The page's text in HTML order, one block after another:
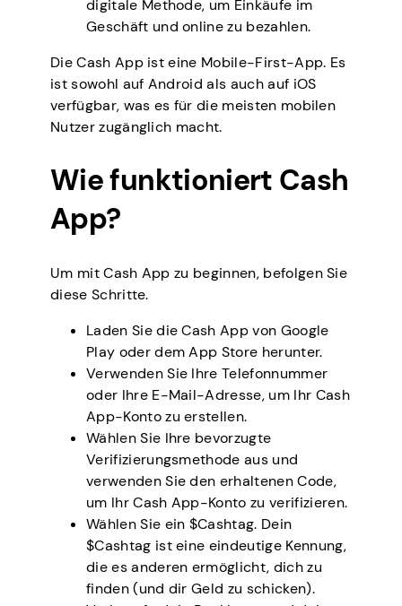
digitale Methode, um Einkäufe im
Geschäft und online zu bezahlen.
Die Cash App ist eine Mobile-First-App. Es
ist sowohl auf Android als auch auf iOS
verfügbar, was es für die meisten mobilen
Nutzer zugänglich macht.
Wie funktioniert Cash
App?
Um mit Cash App zu beginnen, befolgen Sie
diese Schritte.
Laden Sie die Cash App von Google
Play oder dem App Store herunter.
Verwenden Sie Ihre Telefonnummer
oder Ihre E-Mail-Adresse, um Ihr Cash
App-Konto zu erstellen.
Wählen Sie Ihre bevorzugte
Verifizierungsmethode aus und
verwenden Sie den erhaltenen Code,
um Ihr Cash App-Konto zu verifizieren.
Wählen Sie ein $Cashtag. Dein
$Cashtag ist eine eindeutige Kennung,
die es anderen ermöglicht, dich zu
finden (und dir Geld zu schicken).